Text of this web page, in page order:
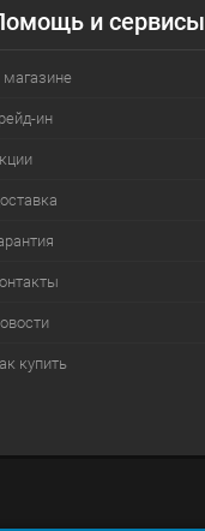
и сервисы
магазине
ин
купить